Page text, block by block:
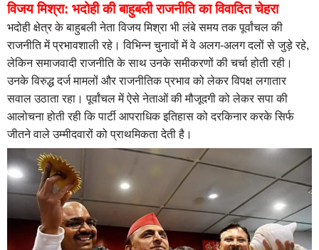
विजय मिश्रा: भदोही की बाहुबली राजनीति का विवादित चेहरा
भदोही क्षेत्र के बाहुबली नेता विजय मिश्रा भी लंबे समय तक पूर्वांचल की
राजनीति में प्रभावशाली रहे। विभिन्न चुनावों में वे अलग-अलग दलों से जुड़े रहे,
लेकिन समाजवादी राजनीति के साथ उनके समीकरणों की चर्चा होती रही।
उनके विरुद्ध दर्ज मामलों और राजनीतिक प्रभाव को लेकर विपक्ष लगातार
सवाल उठाता रहा। पूर्वांचल में ऐसे नेताओं की मौजूदगी को लेकर सपा की
आलोचना होती रही कि पार्टी आपराधिक इतिहास को दरकिनार करके सिर्फ
जीतने वाले उम्मीदवारों को प्राथमिकता देती है।